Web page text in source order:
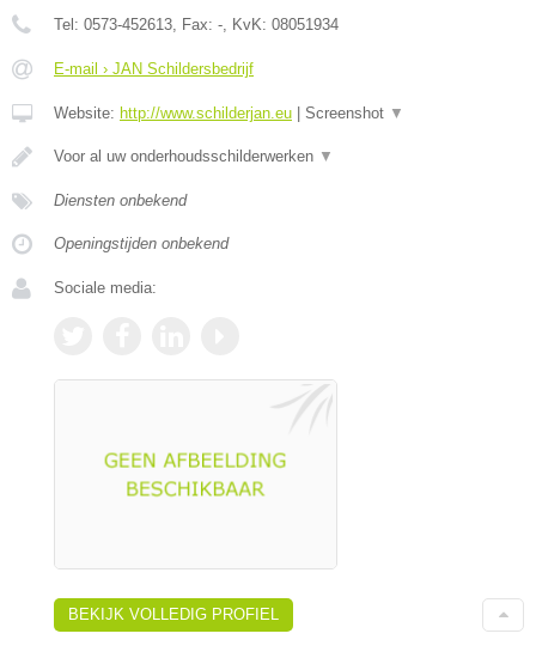
Tel: 0573-452613 , Fax: - , KvK: 08051934
E-mail › JAN Schildersbedrijf
Website: http://www.schilderjan.eu Screenshot ▼
Voor al uw onderhoudsschilderwerken ▼
Diensten onbekend
Openingstijden onbekend
Sociale media:
BEKIJK VOLLEDIG PROFIEL